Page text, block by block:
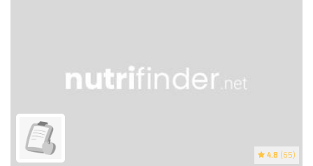
4.8 (65)